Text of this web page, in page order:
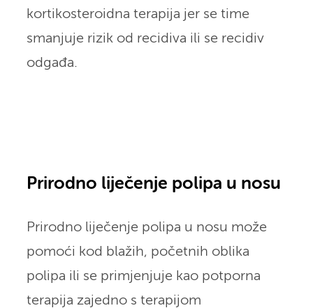
kortikosteroidna terapija jer se time
smanjuje rizik od recidiva ili se recidiv
odgađa.
Prirodno liječenje polipa u nosu
Prirodno liječenje polipa u nosu može
pomoći kod blažih, početnih oblika
polipa ili se primjenjuje kao potporna
terapija zajedno s terapijom